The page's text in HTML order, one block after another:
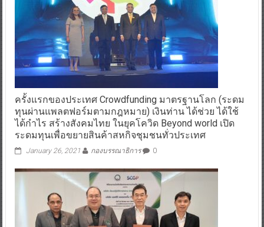
ครั้งแรกของประเทศ Crowdfunding มาตรฐานโลก (ระดม
ทุนผ่านแพลตฟอร์มตามกฎหมาย) เงินท่าน ได้ช่วย ได้ใช้
ได้กำไร สร้างสังคมไทย ในยุคโควิด Beyond world เปิด
ระดมทุนเพื่อขยายสินค้าสหกิจชุมชนทั่วประเทศ
January 26, 2021 กองบรรณาธิการ 0